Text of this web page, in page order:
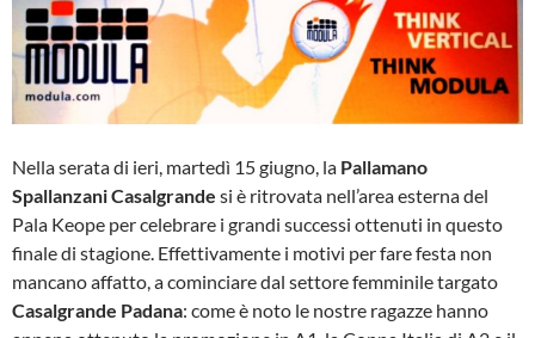
Nella serata di ieri, martedì 15 giugno, la Pallamano
Spallanzani Casalgrande si è ritrovata nell’area esterna del
Pala Keope per celebrare i grandi successi ottenuti in questo
finale di stagione. Effettivamente i motivi per fare festa non
mancano affatto, a cominciare dal settore femminile targato
Casalgrande Padana: come è noto le nostre ragazze hanno